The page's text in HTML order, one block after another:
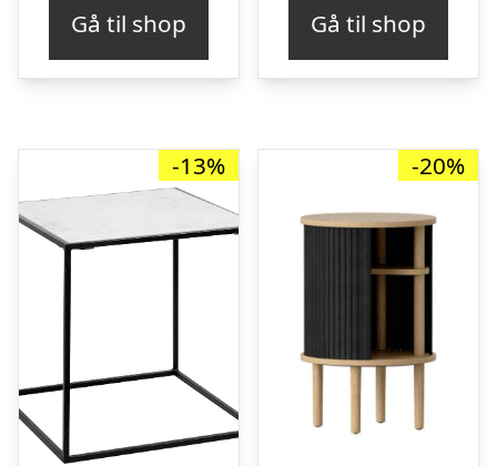
kr. 3.999,00.kr. 3.199,00.
Gå til shop
kr. 1.499,00.
Gå til shop
-13% -20%